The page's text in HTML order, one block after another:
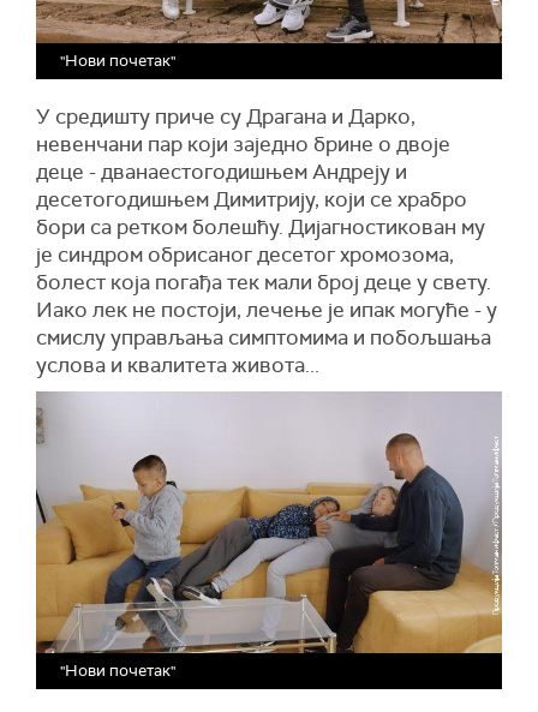
"Нови почетак"
У средишту приче су Драгана и Дарко,
невенчани пар који заједно брине о двоје
деце - дванаестогодишњем Андреју и
десетогодишњем Димитрију, који се храбро
бори са ретком болешћу. Дијагностикован му
је синдром обрисаног десетог хромозома,
болест која погађа тек мали број деце у свету.
Иако лек не постоји, лечење је ипак могуће - у
смислу управљања симптомима и побољшања
услова и квалитета живота...
"Нови почетак"